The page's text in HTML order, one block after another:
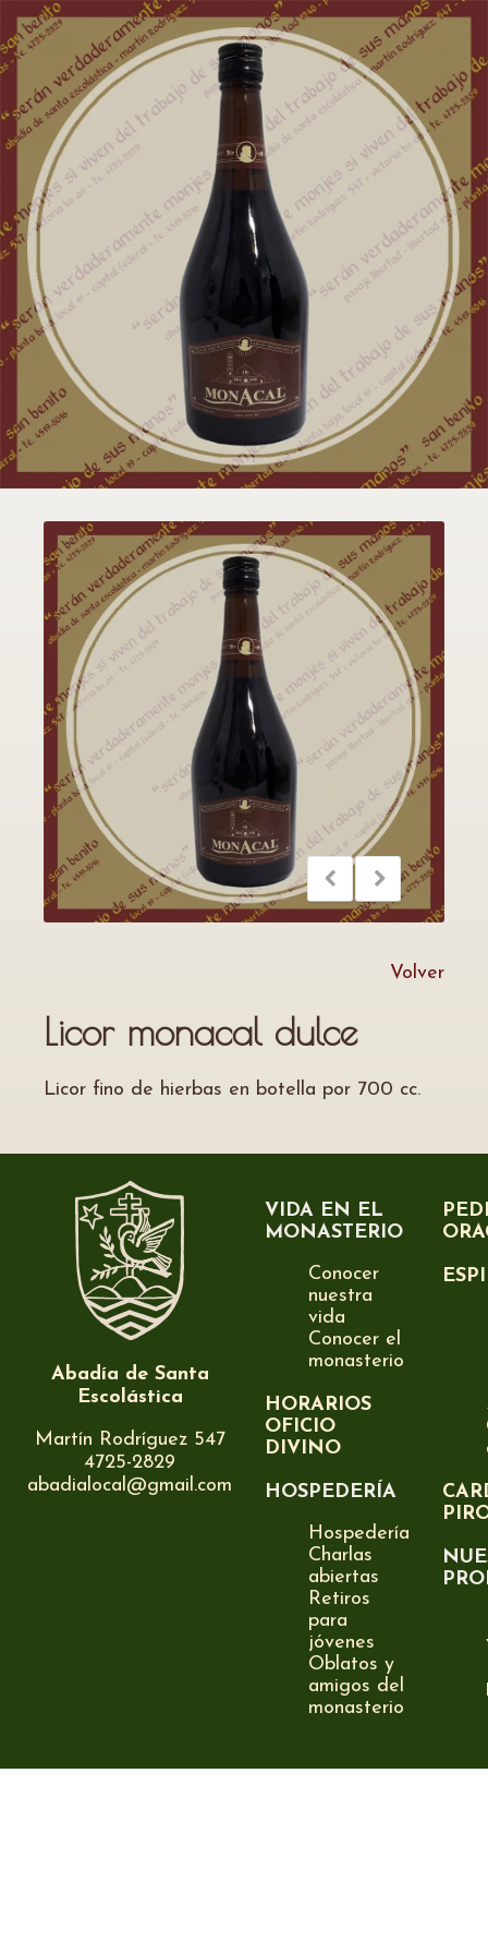
Volver
Licor monacal dulce
Licor fino de hierbas en botella por 700 cc.
Abadía de Santa
Escolástica
Martín Rodríguez 547
4725-2829
abadialocal@gmail.com
VIDA EN EL
MONASTERIO
Conocer
nuestra
vida
Conocer el
monasterio
HORARIOS
OFICIO
DIVINO
HOSPEDERÍA
Hospedería
Charlas
abiertas
Retiros
para
jóvenes
Oblatos y
amigos del
monasterio